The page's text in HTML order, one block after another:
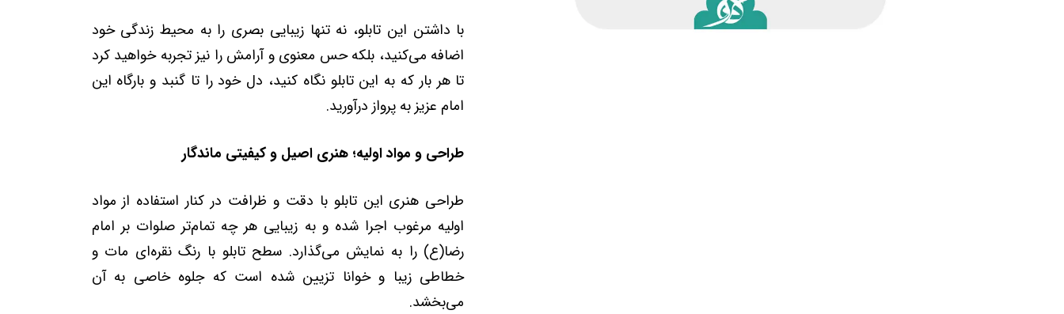
با داشتن این تابلو، نه تنها زیبایی بصری را به محیط زندگی خود
اضافه می‌کنید، بلکه حس معنوی و آرامش را نیز تجربه خواهید کرد
تا هر بار که به این تابلو نگاه کنید، دل خود را تا گنبد و بارگاه این
امام عزیز به پرواز درآورید.
طراحی و مواد اولیه؛ هنری اصیل و کیفیتی ماندگار
طراحی هنری این تابلو با دقت و ظرافت در کنار استفاده از مواد
اولیه مرغوب اجرا شده و به زیبایی هر چه تمام‌تر صلوات بر امام
رضا(ع) را به نمایش می‌گذارد. سطح تابلو با رنگ نقره‌ای مات و
خطاطی زیبا و خوانا تزیین شده است که جلوه خاصی به آن
می‌بخشد.